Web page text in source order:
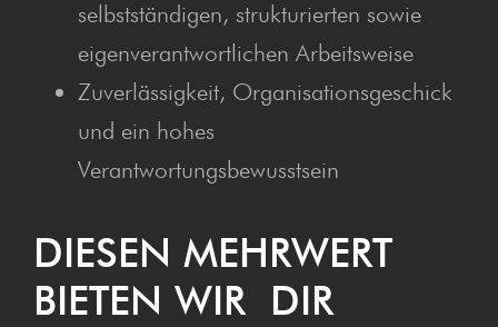
selbst­stän­di­gen, struk­tu­rier­ten sowie
eigen­ver­ant­wort­li­chen Arbeitsweise
Zuver­läs­sig­keit, Orga­ni­sa­ti­ons­ge­schick
und ein hohes
Verantwortungsbewusstsein
DIE­SEN MEHR­WERT
BIE­TEN WIR DIR